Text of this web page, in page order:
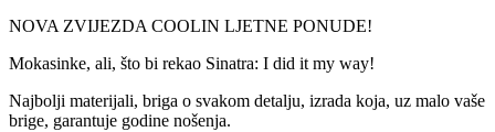
NOVA ZVIJEZDA COOLIN LJETNE PONUDE!
Mokasinke, ali, što bi rekao Sinatra: I did it my way!
Najbolji materijali, briga o svakom detalju, izrada koja, uz malo vaše
brige, garantuje godine nošenja.